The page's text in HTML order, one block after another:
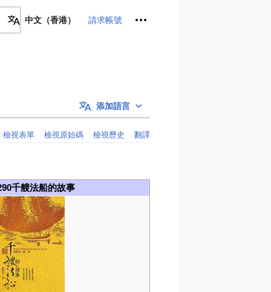
中文（香港） 請求帳號 個人工具
添加語言
檢視表單 檢視原始碼 檢視歷史 翻譯
千艘法船的故事